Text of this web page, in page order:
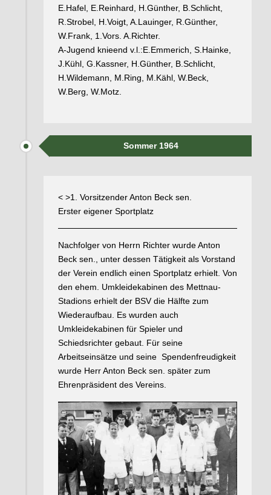
E.Hafel, E.Reinhard, H.Günther, B.Schlicht,
R.Strobel, H.Voigt, A.Lauinger, R.Günther,
W.Frank, 1.Vors. A.Richter.
A-Jugend knieend v.l.:E.Emmerich, S.Hainke,
J.Kühl, G.Kassner, H.Günther, B.Schlicht,
H.Wildemann, M.Ring, M.Kähl, W.Beck,
W.Berg, W.Motz.
Sommer 1964
< >1. Vorsitzender Anton Beck sen.
Erster eigener Sportplatz
Nachfolger von Herrn Richter wurde Anton
Beck sen., unter dessen Tätigkeit als Vorstand
der Verein endlich einen Sportplatz erhielt. Von
den ehem. Umkleidekabinen des Mettnau-
Stadions erhielt der BSV die Hälfte zum
Wiederaufbau. Es wurden auch
Umkleidekabinen für Spieler und
Schiedsrichter gebaut. Für seine
Arbeitseinsätze und seine Spendenfreudigkeit
wurde Herr Anton Beck sen. später zum
Ehrenpräsident des Vereins.